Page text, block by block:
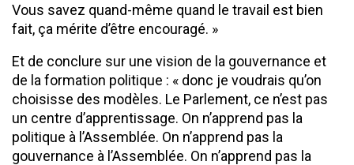
Vous savez quand-même quand le travail est bien
fait, ça mérite d’être encouragé. »
Et de conclure sur une vision de la gouvernance et
de la formation politique : « donc je voudrais qu’on
choisisse des modèles. Le Parlement, ce n’est pas
un centre d’apprentissage. On n’apprend pas la
politique à l’Assemblée. On n’apprend pas la
gouvernance à l’Assemblée. On n’apprend pas la